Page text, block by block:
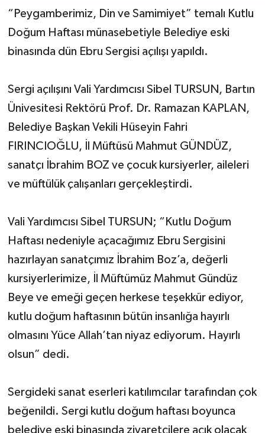
“Peygamberimiz, Din ve Samimiyet” temalı Kutlu
Doğum Haftası münasebetiyle Belediye eski
binasında dün Ebru Sergisi açılışı yapıldı.
Sergi açılışını Vali Yardımcısı Sibel TURSUN, Bartın
Ünivesitesi Rektörü Prof. Dr. Ramazan KAPLAN,
Belediye Başkan Vekili Hüseyin Fahri
FIRINCIOĞLU, İl Müftüsü Mahmut GÜNDÜZ,
sanatçı İbrahim BOZ ve çocuk kursiyerler, aileleri
ve müftülük çalışanları gerçekleştirdi.
Vali Yardımcısı Sibel TURSUN; “Kutlu Doğum
Haftası nedeniyle açacağımız Ebru Sergisini
hazırlayan sanatçımız İbrahim Boz’a, değerli
kursiyerlerimize, İl Müftümüz Mahmut Gündüz
Beye ve emeği geçen herkese teşekkür ediyor,
kutlu doğum haftasının bütün insanlığa hayırlı
olmasını Yüce Allah’tan niyaz ediyorum. Hayırlı
olsun” dedi.
Sergideki sanat eserleri katılımcılar tarafından çok
beğenildi. Sergi kutlu doğum haftası boyunca
belediye eski binasında ziyaretçilere açık olacak
Yaşam
YEREL